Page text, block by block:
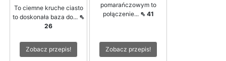
To ciemne kruche ciasto
to doskonała baza do... ⇖
26
Zobacz przepis!
pomarańczowym to
połączenie... ⇖ 41
Zobacz przepis!